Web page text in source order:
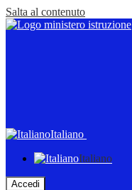
Salta al contenuto
Italiano
Italiano
Accedi